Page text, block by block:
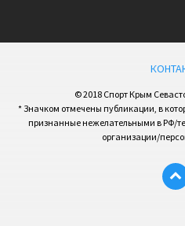
© 2018 Спорт Крым
* Значком отмечены публикации, в
признанные нежелательными в РФ/
организации/